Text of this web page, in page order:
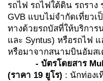
รถไฟ รถไฟใต้ดิน รถราง
GVB แบบไม่จำกัดเที่ยวเ
ทางด้วยรถบัสที่ให้บริการ
และ Syntus) หรือรถไฟ
หรือมาจากสนามบินอัมส
- บัตรโดยสาร
(ราคา 19 ยูโร) : นักท่องเ